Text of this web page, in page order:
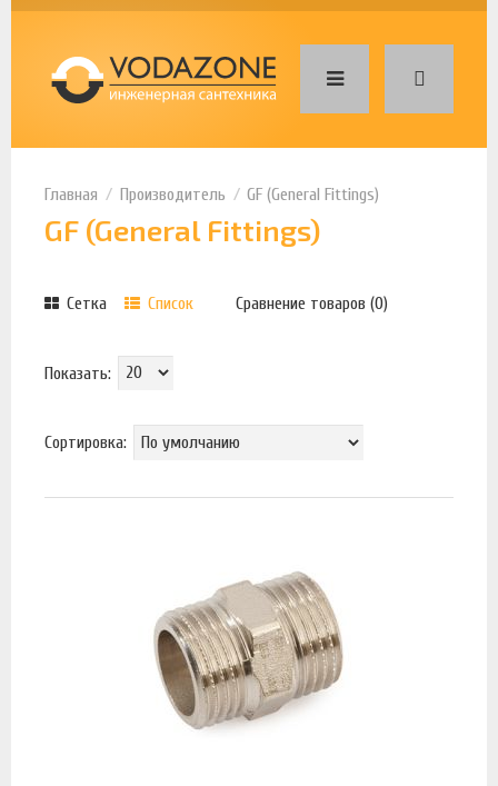
Производитель GF (General Fittings)
GF (General Fittings)
Сетка Список Сравнение товаров (0)
Показать:
Сортировка: